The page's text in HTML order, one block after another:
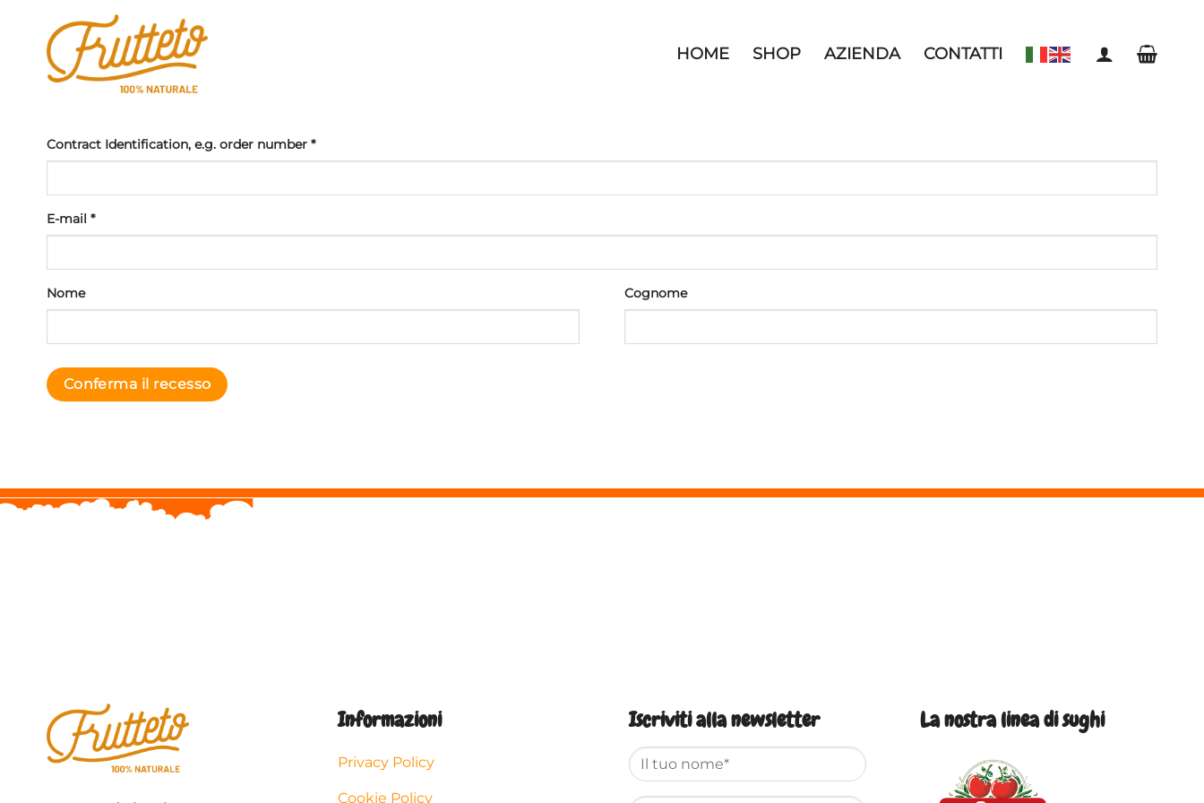
contenuti
HOME SHOP AZIENDA CONTATTI
Contract Identification, e.g. order number *
E-mail *
E-
mail
Nome Cognome
Conferma il recesso
Informazioni
Privacy Policy
Cookie Policy
Iscriviti alla newsletter La nostra linea di sughi